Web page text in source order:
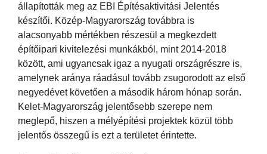
állapították meg az EBI Építésaktivitási Jelentés
készítői. Közép-Magyarország továbbra is
alacsonyabb mértékben részesül a megkezdett
építőipari kivitelezési munkákból, mint 2014-2018
között, ami ugyancsak igaz a nyugati országrészre is,
amelynek aránya ráadásul tovább zsugorodott az első
negyedévet követően a második három hónap során.
Kelet-Magyarország jelentősebb szerepe nem
meglepő, hiszen a mélyépítési projektek közül több
jelentős összegű is ezt a területet érintette.